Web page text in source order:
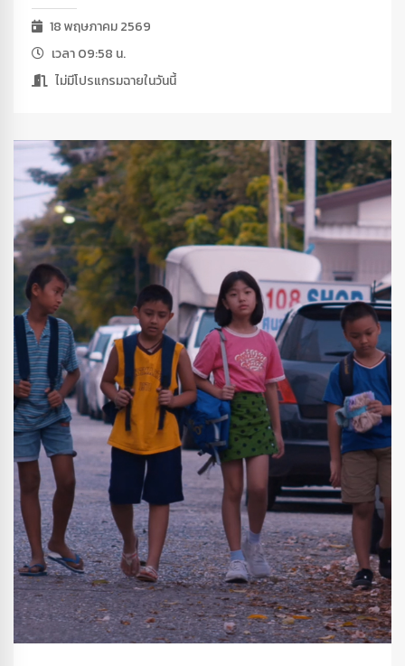
18 พฤษภาคม 2569
เวลา 09:58 น.
ไม่มีโปรแกรมฉายในวันนี้